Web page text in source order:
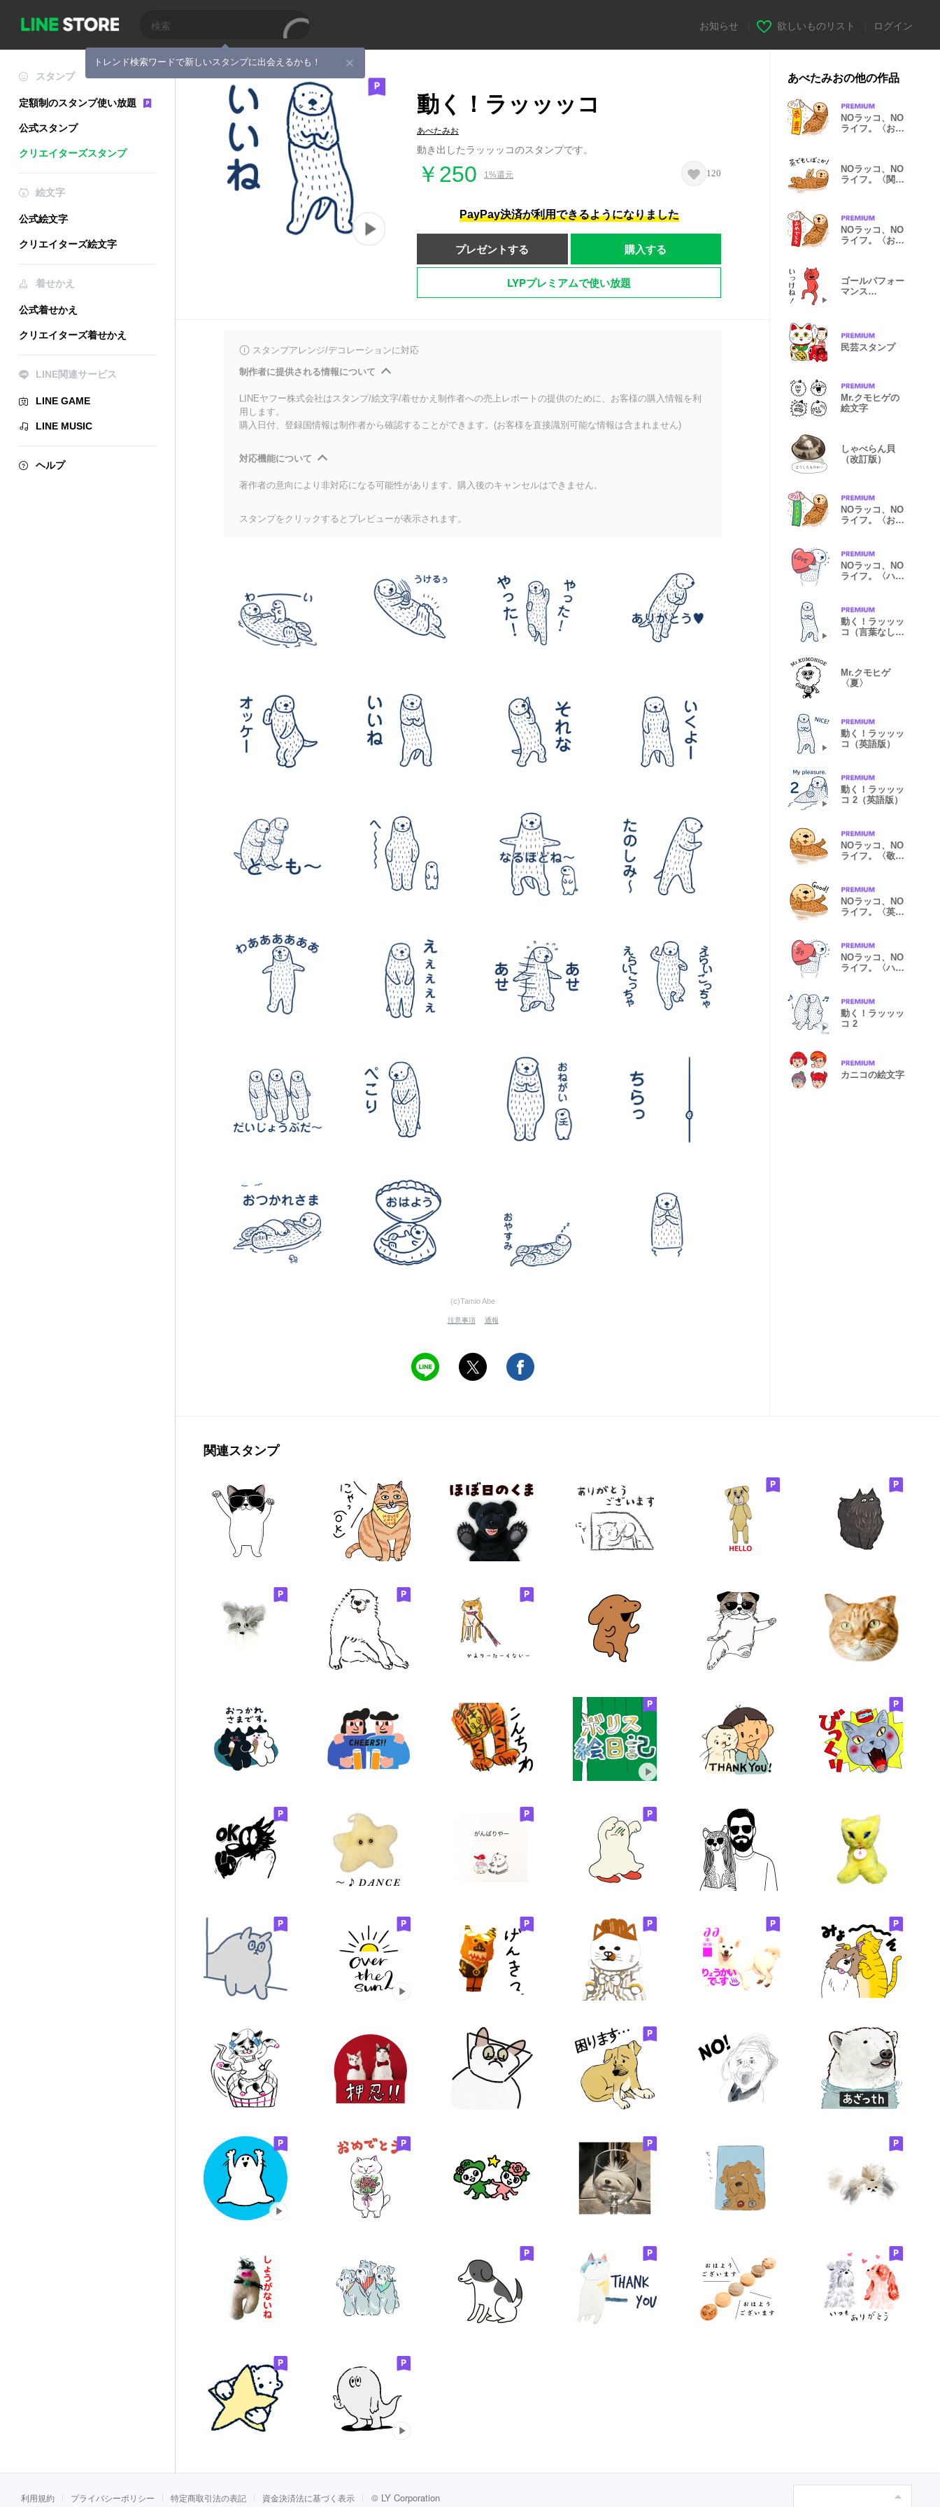
トレンド検索ワードで新しいスタンプに出会えるかも！
お知らせ 欲しいものリスト ログイン
スタンプ
定額制のスタンプ使い放題
公式スタンプ
クリエイターズスタンプ
絵文字
公式絵文字
クリエイターズ絵文字
着せかえ
公式着せかえ
クリエイターズ着せかえ
LINE関連サービス
LINE GAME
LINE MUSIC
ヘルプ
動く！ラッッッコ
あべたみお
動き出したラッッッコのスタンプです。
￥250 1%還元 120
PayPay決済が利用できるようになりました
プレゼントする 購入する
LYPプレミアムで使い放題
スタンプアレンジ/デコレーションに対応
制作者に提供される情報について
LINEヤフー株式会社はスタンプ/絵文字/着せかえ制作者への売上レポートの提供のために、お客様の購入情報を利
用します。
購入日付、登録国情報は制作者から確認することができます。(お客様を直接識別可能な情報は含まれません)
対応機能について
著作者の意向により非対応になる可能性があります。購入後のキャンセルはできません。
スタンプをクリックするとプレビューが表示されます。
(c)Tamio Abe
注意事項 通報
あべたみおの他の作品
NOラッコ、NO
ライフ。〈おめ
NOラッコ、NO
ライフ。〈関西
NOラッコ、NO
ライフ。〈おめ
ゴールパフォー
マンス
民芸スタンプ
Mr.クモヒゲの
絵文字
しゃべらん貝
（改訂版）
NOラッコ、NO
ライフ。〈おめ
NOラッコ、NO
ライフ。〈ハー
動く！ラッッッ
コ（言葉なし
Mr.クモヒゲ
〈夏〉
動く！ラッッッ
コ（英語版）
動く！ラッッッ
コ 2（英語版）
NOラッコ、NO
ライフ。〈敬
NOラッコ、NO
ライフ。〈英語
NOラッコ、NO
ライフ。〈ハー
動く！ラッッッ
コ 2
カニコの絵文字
関連スタンプ
利用規約 プライバシーポリシー 特定商取引法の表記 資金決済法に基づく表示 © LY Corporation